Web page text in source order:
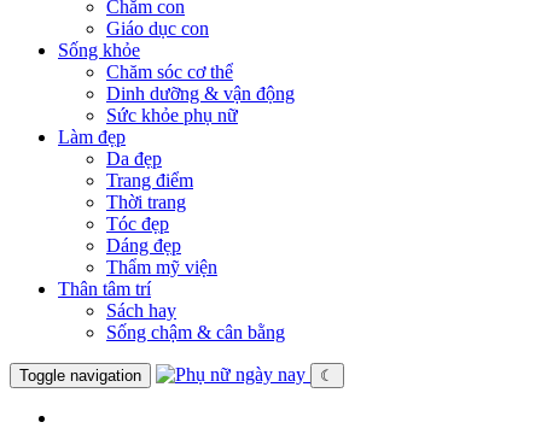
Chăm con
Giáo dục con
Sống khỏe
Chăm sóc cơ thể
Dinh dưỡng & vận động
Sức khỏe phụ nữ
Làm đẹp
Da đẹp
Trang điểm
Thời trang
Tóc đẹp
Dáng đẹp
Thẩm mỹ viện
Thân tâm trí
Sách hay
Sống chậm & cân bằng
Toggle navigation ☾